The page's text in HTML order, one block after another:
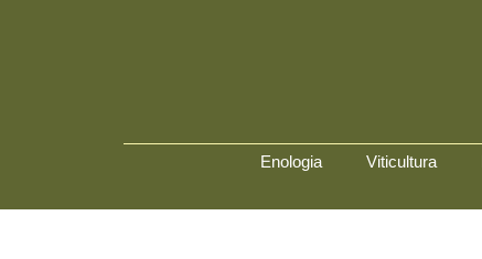
Enologia Viticultura